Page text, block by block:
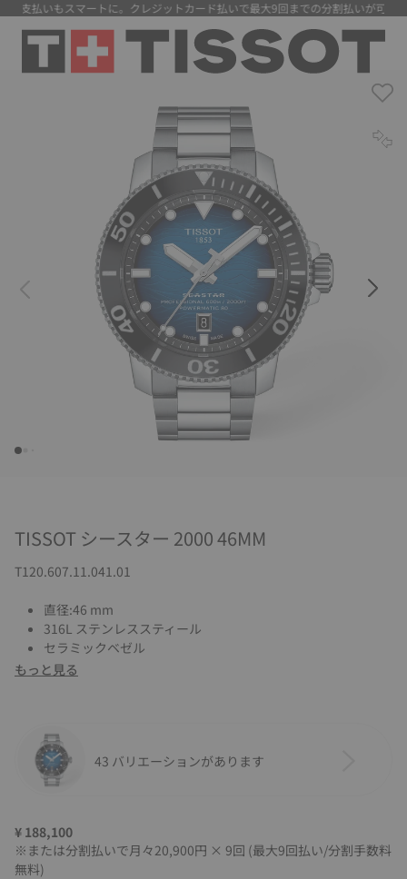
払いもスマートに。クレジットカード払いで最大9回までの分割払いが可能にな
TISSOT シースター 2000 46MM
T120.607.11.041.01
直径:46 mm
316L ステンレススティール
セラミックベゼル
もっと見る
43 バリエーションがあります
¥ 188,100
※または分割払いで月々20,900円 × 9回 (最大9回払い/分割手数料
無料)